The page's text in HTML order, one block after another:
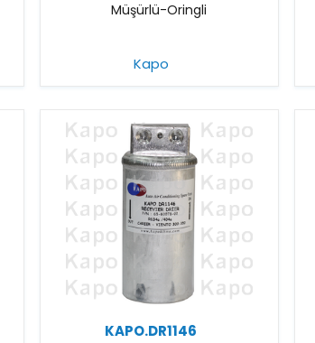
Müşürlü-Oringli
Kapo
KAPO.DR1146